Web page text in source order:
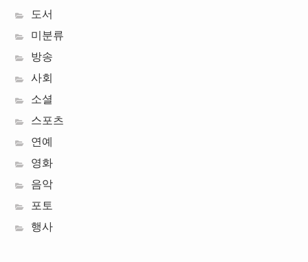
도서
미분류
방송
사회
소셜
스포츠
연예
영화
음악
포토
행사